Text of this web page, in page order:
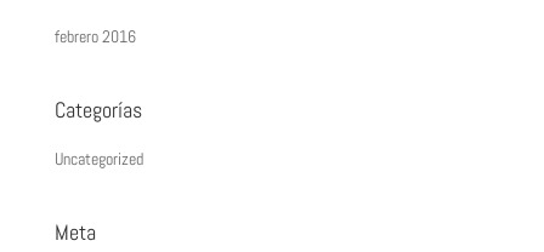
febrero 2016
Categorías
Uncategorized
Meta